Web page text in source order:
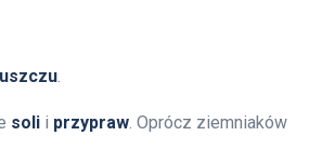
soli i przypraw . Oprócz ziemniaków